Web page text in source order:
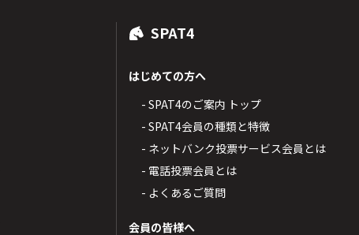
SPAT4
はじめての方へ
- SPAT4のご案内 トップ
- SPAT4会員の種類と特徴
- ネットバンク投票サービス会員とは
- 電話投票会員とは
- よくあるご質問
会員の皆様へ